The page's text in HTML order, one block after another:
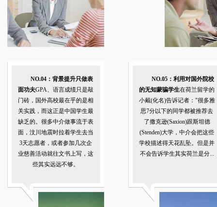
NO.04：背景提升只做表
面功夫GPA、语言成绩只是敲
门砖，国外高校最在乎的是相
关实践，而这正是中国学生最
缺乏的。很多中介做事流于表
面，汶川地震时拉着学生去当
3天志愿者，或者参加几次企
业慈善活动就往文书上写，这
些其实远远不够。
NO.05：利用对国外院校
的无知蒙骗学生在荷兰留学的
小戴(化名)告诉记者："很多雅
思7分以下的同学都被推荐去
了撒克逊(Saxion)跟斯坦德
(Stenden)大学，中介会把这些
学校描述得天花乱坠。但是并
不会告诉学生其实荷兰是分...